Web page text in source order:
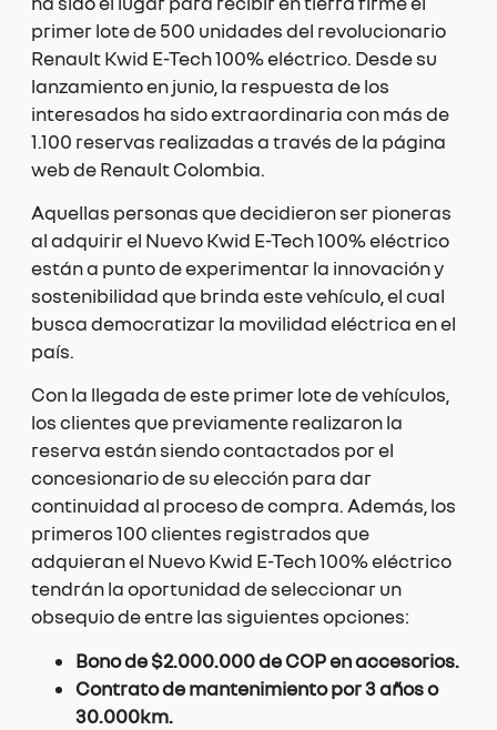
primer lote de 500 unidades del revolucionario
Renault Kwid E-Tech 100% eléctrico. Desde su
lanzamiento en junio, la respuesta de los
interesados ha sido extraordinaria con más de
1.100 reservas realizadas a través de la página
web de Renault Colombia.
Aquellas personas que decidieron ser pioneras
al adquirir el Nuevo Kwid E-Tech 100% eléctrico
están a punto de experimentar la innovación y
sostenibilidad que brinda este vehículo, el cual
busca democratizar la movilidad eléctrica en el
país.
Con la llegada de este primer lote de vehículos,
los clientes que previamente realizaron la
reserva están siendo contactados por el
concesionario de su elección para dar
continuidad al proceso de compra. Además, los
primeros 100 clientes registrados que
adquieran el Nuevo Kwid E-Tech 100% eléctrico
tendrán la oportunidad de seleccionar un
obsequio de entre las siguientes opciones:
Bono de $2.000.000 de COP en accesorios.
Contrato de mantenimiento por 3 años o
30.000km.